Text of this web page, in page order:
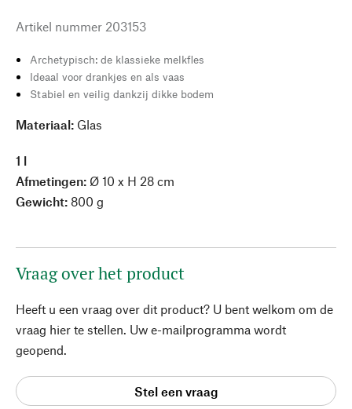
Artikel nummer 203153
Archetypisch: de klassieke melkfles
Ideaal voor drankjes en als vaas
Stabiel en veilig dankzij dikke bodem
Materiaal: Glas
1 l
Afmetingen: Ø 10 x H 28 cm
Gewicht: 800 g
Vraag over het product
Heeft u een vraag over dit product? U bent welkom om de
vraag hier te stellen. Uw e-mailprogramma wordt
geopend.
Stel een vraag